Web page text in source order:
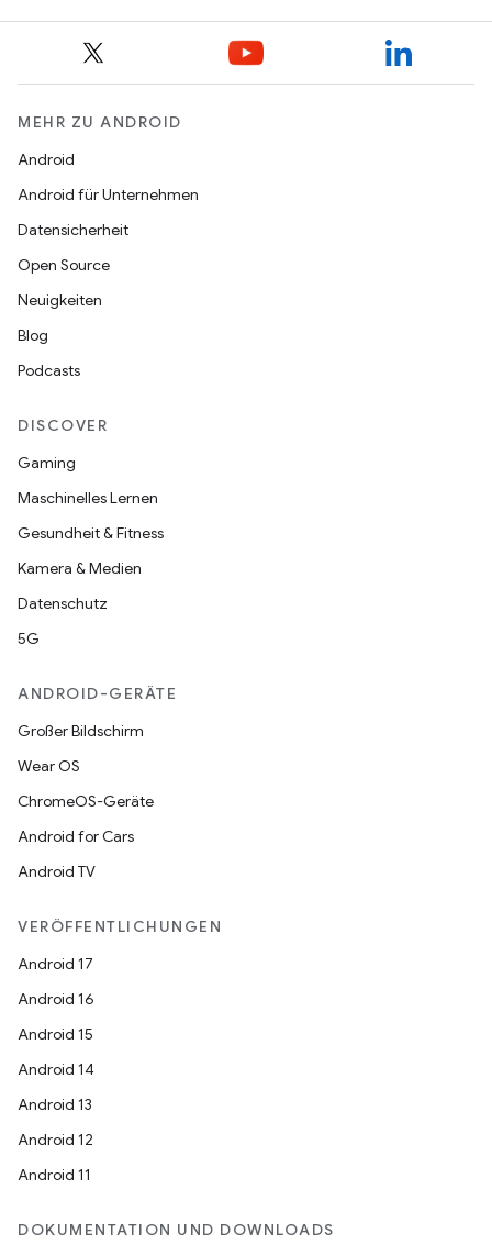
MEHR ZU ANDROID
Android
Android für Unternehmen
Datensicherheit
Open Source
Neuigkeiten
Blog
Podcasts
DISCOVER
Gaming
Maschinelles Lernen
Gesundheit & Fitness
Kamera & Medien
Datenschutz
5G
ANDROID-GERÄTE
Großer Bildschirm
Wear OS
ChromeOS-Geräte
Android for Cars
Android TV
VERÖFFENTLICHUNGEN
Android 17
Android 16
Android 15
Android 14
Android 13
Android 12
Android 11
DOKUMENTATION UND DOWNLOADS